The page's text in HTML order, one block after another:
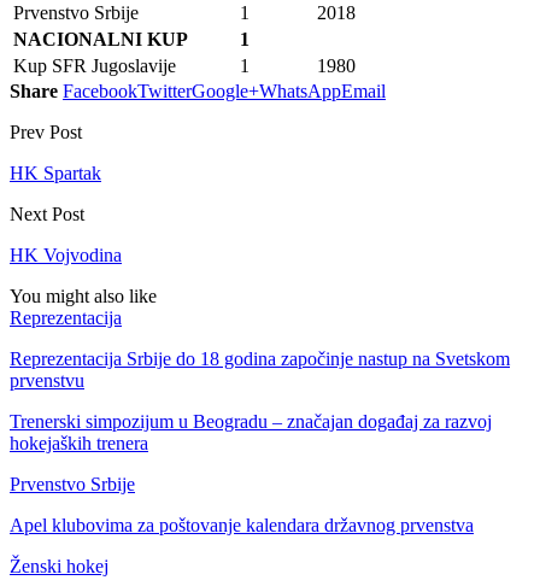
Prvenstvo Srbije
1
2018
NACIONALNI KUP
1
Kup SFR Jugoslavije
1
1980
Share FacebookTwitterGoogle+WhatsAppEmail
Prev Post
HK Spartak
Next Post
HK Vojvodina
You might also like
Reprezentacija
Reprezentacija Srbije do 18 godina započinje nastup na Svetskom
prvenstvu
Trenerski simpozijum u Beogradu – značajan događaj za razvoj
hokejaških trenera
Prvenstvo Srbije
Apel klubovima za poštovanje kalendara državnog prvenstva
Ženski hokej